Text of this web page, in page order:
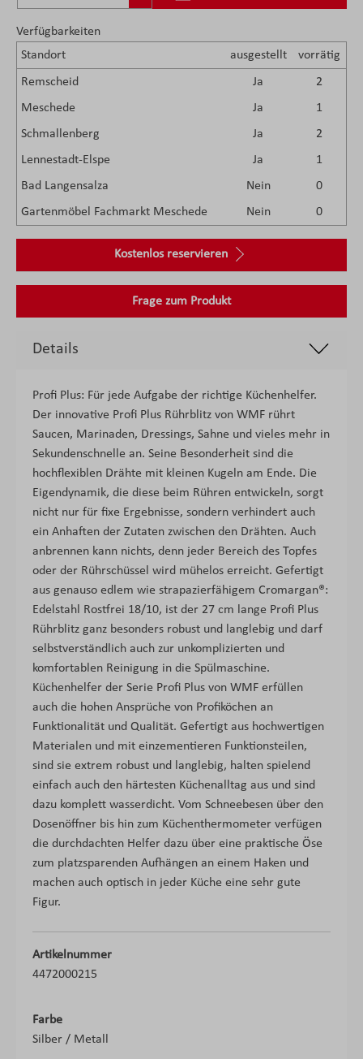
Verfügbarkeiten
Standort
ausgestellt vorrätig
Remscheid Ja
2
Meschede
Ja
1
Schmallenberg
Ja
2
Lennestadt-Elspe
Ja
1
Bad Langensalza
Nein
0
Gartenmöbel Fachmarkt Meschede
Nein 0
Kostenlos reservieren
Frage zum Produkt
Details
Profi Plus: Für jede Aufgabe der richtige Küchenhelfer.
Der innovative Profi Plus Rührblitz von WMF rührt
Saucen, Marinaden, Dressings, Sahne und vieles mehr in
Sekundenschnelle an. Seine Besonderheit sind die
hochflexiblen Drähte mit kleinen Kugeln am Ende. Die
Eigendynamik, die diese beim Rühren entwickeln, sorgt
nicht nur für fixe Ergebnisse, sondern verhindert auch
ein Anhaften der Zutaten zwischen den Drähten. Auch
anbrennen kann nichts, denn jeder Bereich des Topfes
oder der Rührschüssel wird mühelos erreicht. Gefertigt
aus genauso edlem wie strapazierfähigem Cromargan®:
Edelstahl Rostfrei 18/10, ist der 27 cm lange Profi Plus
Rührblitz ganz besonders robust und langlebig und darf
selbstverständlich auch zur unkomplizierten und
komfortablen Reinigung in die Spülmaschine.
Küchenhelfer der Serie Profi Plus von WMF erfüllen
auch die hohen Ansprüche von Profiköchen an
Funktionalität und Qualität. Gefertigt aus hochwertigen
Materialen und mit einzementieren Funktionsteilen,
sind sie extrem robust und langlebig, halten spielend
einfach auch den härtesten Küchenalltag aus und sind
dazu komplett wasserdicht. Vom Schneebesen über den
Dosenöffner bis hin zum Küchenthermometer verfügen
die durchdachten Helfer dazu über eine praktische Öse
zum platzsparenden Aufhängen an einem Haken und
machen auch optisch in jeder Küche eine sehr gute
Figur.
Artikelnummer
4472000215
Farbe
Silber / Metall